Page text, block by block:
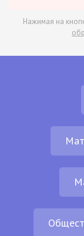
Нажимая на